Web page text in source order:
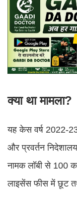
क्या था मामला?
यह केस वर्ष 2022-
और प्रवर्तन
नामक लॉबी से 100
लाइसेंस फीस में छूट